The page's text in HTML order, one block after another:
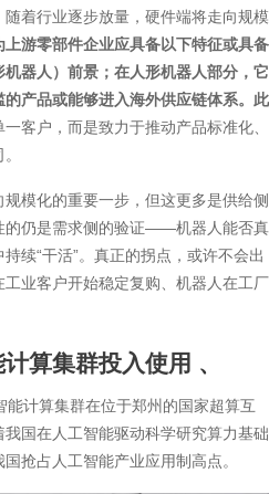
着行业逐步放量，硬件端将走向规模
上游零部件企业应具备以下特征或具备
器人）前景；在人形机器人部分，它
产品或能够进入海外供应链体系。此
客户，而是致力于推动产品标准化、
。
模化的重要一步，但这更多是供给侧
的仍是需求侧的验证——机器人能否真
续“干活”。真正的拐点，或许不会出
业客户开始稳定复购、机器人在工厂
算集群投入使用 、
计算集群在位于郑州的国家超算互
国在人工智能驱动科学研究算力基础
抢占人工智能产业应用制高点。